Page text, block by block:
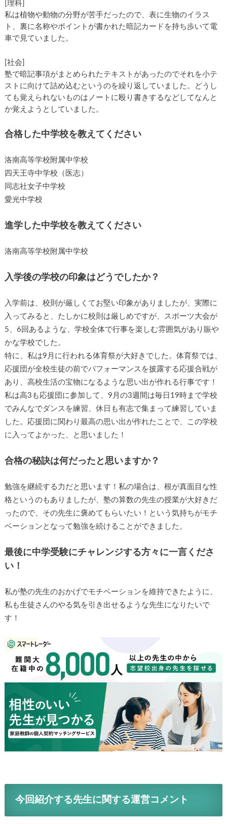
[理科]
私は植物や動物の分野が苦手だったので、表に生物のイラス
ト、裏に名称やポイントが書かれた暗記カードを持ち歩いて電
車で見ていました。
[社会]
塾で暗記事項がまとめられたテキストがあったのでそれを小テ
ストに向けて詰め込むというのを繰り返していました。どうし
ても覚えられないものはノートに殴り書きするなどしてなんと
か覚えようとしていました。
合格した中学校を教えてください
洛南高等学校附属中学校
四天王寺中学校（医志）
同志社女子中学校
愛光中学校
進学した中学校を教えてください
洛南高等学校附属中学校
入学後の学校の印象はどうでしたか？
入学前は、校則が厳しくてお堅い印象がありましたが、実際に
入ってみると、たしかに校則は厳しめですが、スポーツ大会が
5、6回あるような、学校全体で行事を楽しむ雰囲気があり賑や
かな学校でした。
特に、私は9月に行われる体育祭が大好きでした。体育祭では、
応援団が全校生徒の前でパフォーマンスを披露する応援合戦が
あり、高校生活の宝物になるような思い出が作れる行事です！
私は高3も応援団に参加して、9月の3週間は毎日19時まで学校
でみんなでダンスを練習、休日も有志で集まって練習していま
した。応援団に関わり最高の思い出が作れたことで、この学校
に入ってよかった、と思いました！
合格の秘訣は何だったと思いますか？
勉強を継続する力だと思います！私の場合は、根が真面目な性
格というのもありましたが、塾の算数の先生の授業が大好きだ
ったので、その先生に褒めてもらいたい！という気持ちがモチ
ベーションとなって勉強を続けることができました。
最後に中学受験にチャレンジする方々に一言くださ
い！
私が塾の先生のおかげでモチベーションを維持できたように、
私も生徒さんのやる気を引き出せるような先生になりたいで
す！
今回紹介する先生に関する運営コメント